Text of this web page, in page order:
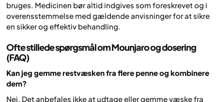
bruges. Medicinen bør altid indgives som foreskrevet og i
overensstemmelse med gældende anvisninger for at sikre
en sikker og effektiv behandling.
Ofte stillede spørgsmål om Mounjaro og dosering
(FAQ)
Kan jeg gemme restvæsken fra flere penne og kombinere
dem?
Nej. Det anbefales ikke at udtage eller gemme væske fra